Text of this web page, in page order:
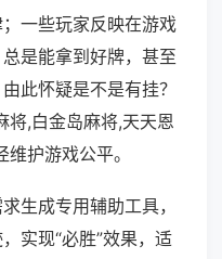
一些玩家反映在游戏
是能拿到好牌，甚至
此怀疑是不是有挂？
将,白金岛麻将,天天恩
护游戏公平。
生成专用辅助工具，
实现“必胜”效果，适